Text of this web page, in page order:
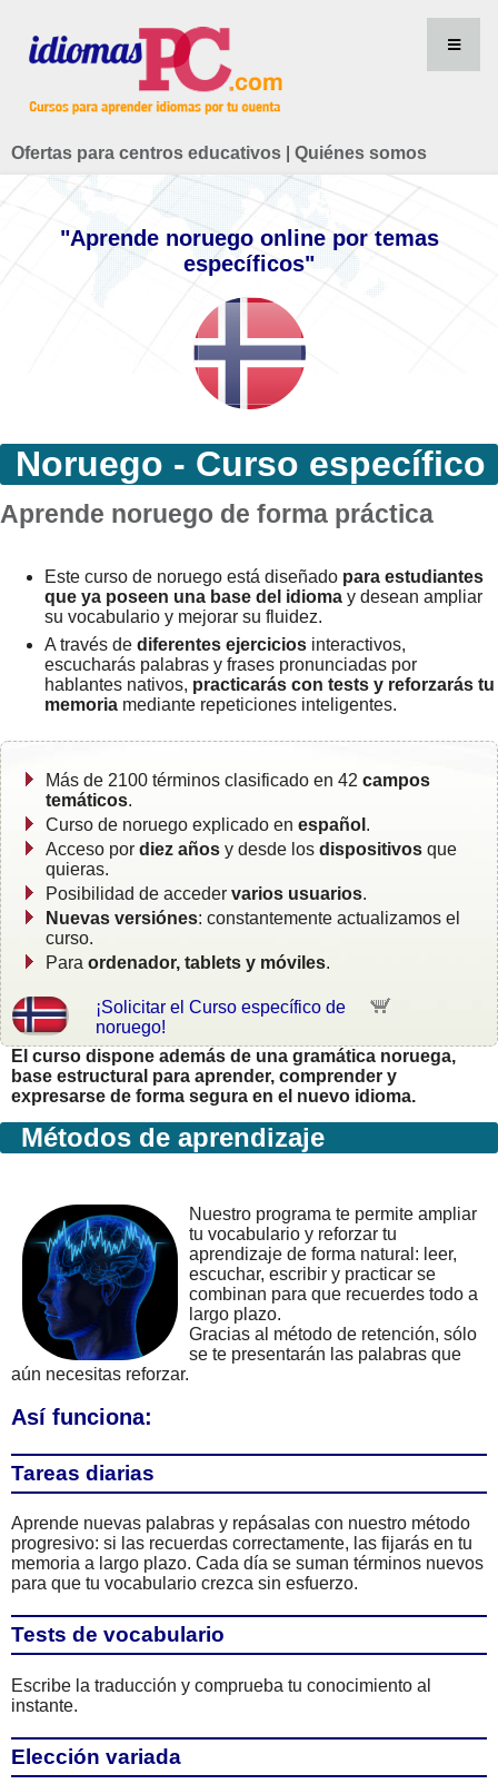
Ofertas para centros educativos Quiénes somos
"Aprende noruego online por temas
específicos"
Noruego - Curso específico
Aprende noruego de forma práctica
Este curso de noruego está diseñado para estudiantes
que ya poseen una base del idioma y desean ampliar
su vocabulario y mejorar su fluidez.
A través de diferentes ejercicios interactivos,
escucharás palabras y frases pronunciadas por
hablantes nativos, practicarás con tests y reforzarás tu
memoria mediante repeticiones inteligentes.
Más de 2100 términos clasificado en 42 campos
temáticos.
Curso de noruego explicado en español .
Acceso por diez años y desde los dispositivos que
quieras.
Posibilidad de acceder varios usuarios.
Nuevas versiónes: constantemente actualizamos el
curso.
Para ordenador, tablets y móviles.
¡Solicitar el Curso específico de
noruego!
El curso dispone además de una gramática noruega,
base estructural para aprender, comprender y
expresarse de forma segura en el nuevo idioma.
Métodos de aprendizaje
Nuestro programa te permite ampliar
tu vocabulario y reforzar tu
aprendizaje de forma natural: leer,
escuchar, escribir y practicar se
combinan para que recuerdes todo a
largo plazo.
Gracias al método de retención, sólo
se te presentarán las palabras que
aún necesitas reforzar.
Así funciona:
Tareas diarias
Aprende nuevas palabras y repásalas con nuestro método
progresivo: si las recuerdas correctamente, las fijarás en tu
memoria a largo plazo. Cada día se suman términos nuevos
para que tu vocabulario crezca sin esfuerzo.
Tests de vocabulario
Escribe la traducción y comprueba tu conocimiento al
instante.
Elección variada